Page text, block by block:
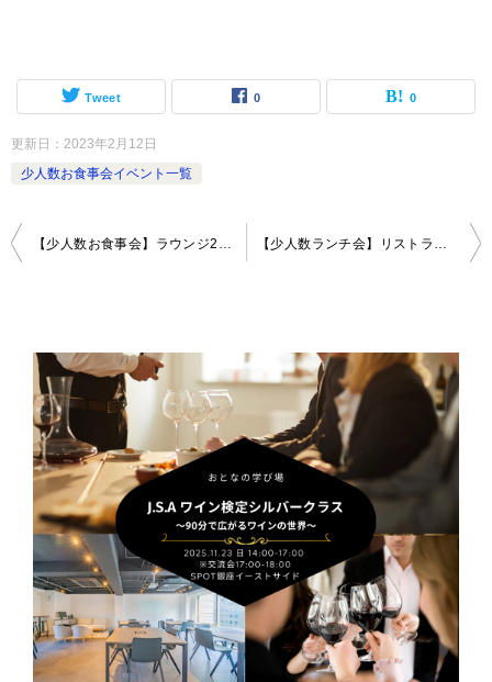
Tweet 0 0
更新日： 2023年2月12日
少人数お食事会イベント一覧
投